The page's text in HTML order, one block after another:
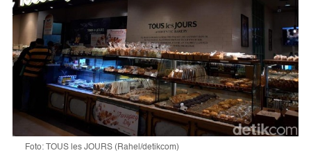
Foto: TOUS les JOURS (Rahel/detikcom)